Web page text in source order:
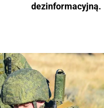
dezinformacyjną.